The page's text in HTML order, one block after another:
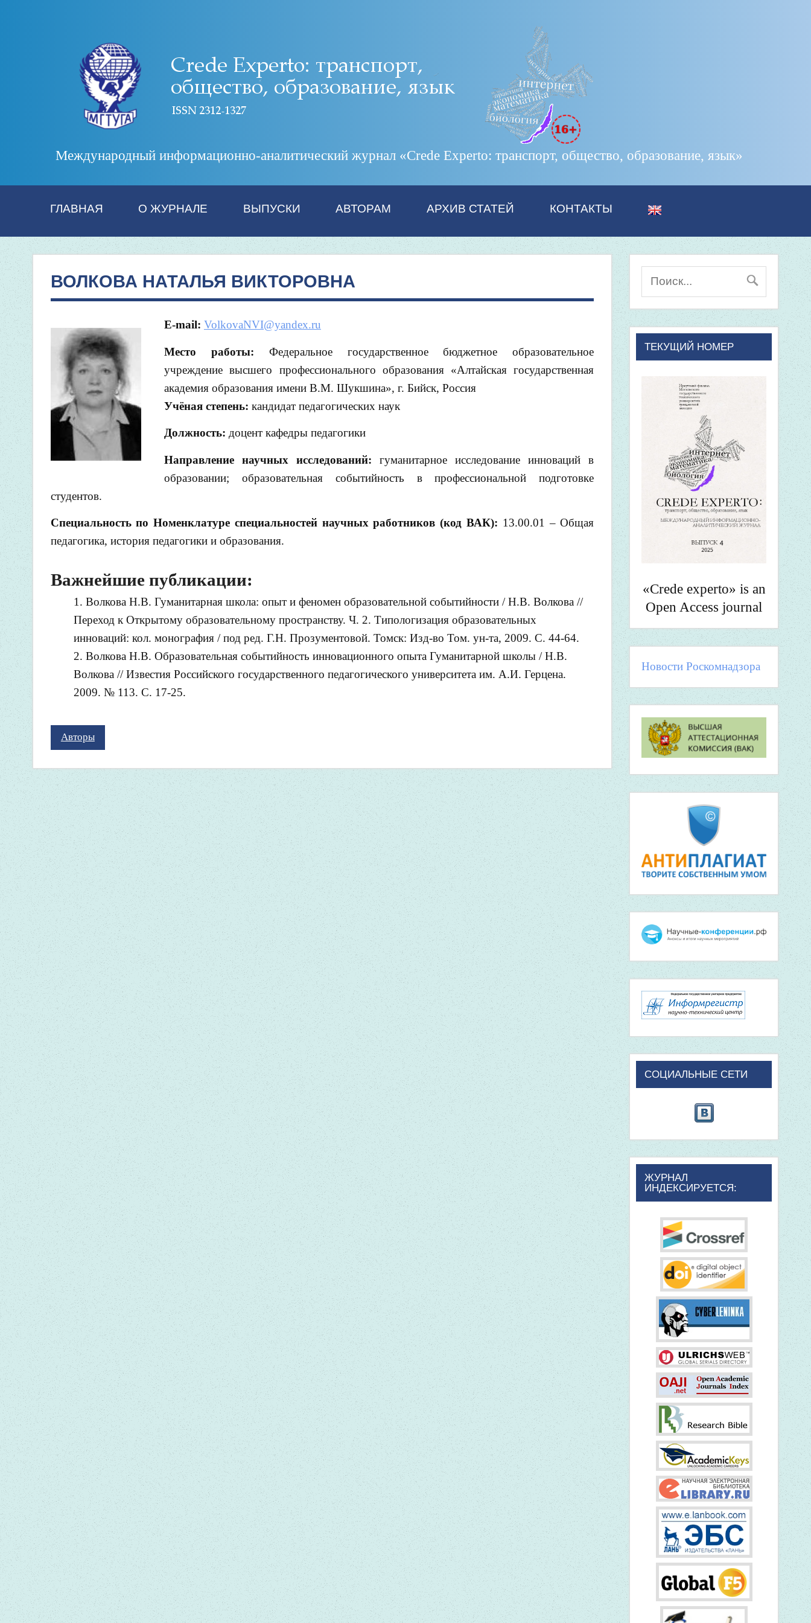
Международный информационно-аналитический журнал «Crede Experto: транспорт, общество, образование, язык»
ГЛАВНАЯ О ЖУРНАЛЕ ВЫПУСКИ АВТОРАМ АРХИВ СТАТЕЙ КОНТАКТЫ
ВОЛКОВА НАТАЛЬЯ ВИКТОРОВНА
E-mail: VolkovaNVI@yandex.ru
Место работы: Федеральное государственное бюджетное образовательное
учреждение высшего профессионального образования «Алтайская государственная
академия образования имени В.М. Шукшина», г. Бийск, Россия
Учёная степень: кандидат педагогических наук
Должность: доцент кафедры педагогики
Направление научных исследований: гуманитарное исследование инноваций в
образовании; образовательная событийность в профессиональной подготовке
студентов.
Специальность по Номенклатуре специальностей научных работников (код ВАК): 13.00.01 – Общая
педагогика, история педагогики и образования.
Важнейшие публикации:
Волкова Н.В. Гуманитарная школа: опыт и феномен образовательной событийности / Н.В. Волкова //
Переход к Открытому образовательному пространству. Ч. 2. Типологизация образовательных
инноваций: кол. монография / под ред. Г.Н. Прозументовой. Томск: Изд-во Том. ун-та, 2009. С. 44-64.
Волкова Н.В. Образовательная событийность инновационного опыта Гуманитарной школы / Н.В.
Волкова // Известия Российского государственного педагогического университета им. А.И. Герцена.
2009. № 113. С. 17-25.
Авторы
ТЕКУЩИЙ НОМЕР
«Crede experto» is an
Open Access journal
Новости Роскомнадзора
СОЦИАЛЬНЫЕ СЕТИ
ЖУРНАЛ
ИНДЕКСИРУЕТСЯ: